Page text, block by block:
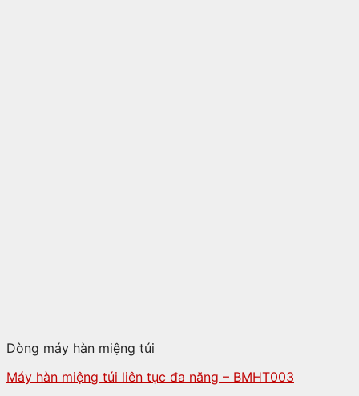
Dòng máy hàn miệng túi
Máy hàn miệng túi liên tục đa năng – BMHT003